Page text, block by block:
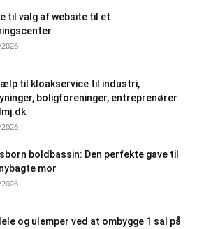
til valg af website til et
til kloakservice til industri,
boligforeninger, entreprenører
boldbassin: Den perfekte gave til
mor
og ulemper ved at ombygge 1 sal på